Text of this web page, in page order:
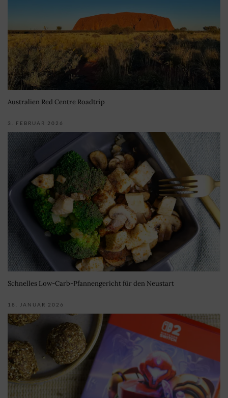
Australien Red Centre Roadtrip
3. FEBRUAR 2026
Schnelles Low-Carb-Pfannengericht für den Neustart
18. JANUAR 2026